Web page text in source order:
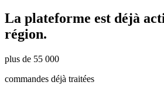
La plateforme est déjà
région.
plus de 55 000
commandes déjà traitées